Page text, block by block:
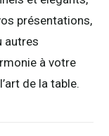
présentations,
autres
à votre
de la table.